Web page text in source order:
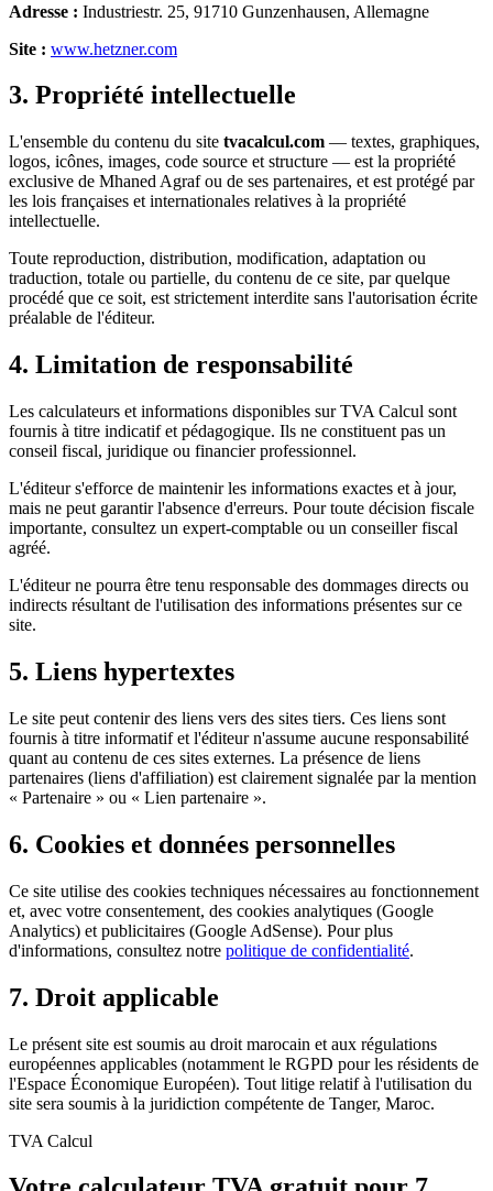
Adresse : Industriestr. 25, 91710 Gunzenhausen, Allemagne
Site : www.hetzner.com
3. Propriété intellectuelle
L'ensemble du contenu du site tvacalcul.com — textes, graphiques,
logos, icônes, images, code source et structure — est la propriété
exclusive de Mhaned Agraf ou de ses partenaires, et est protégé par
les lois françaises et internationales relatives à la propriété
intellectuelle.
Toute reproduction, distribution, modification, adaptation ou
traduction, totale ou partielle, du contenu de ce site, par quelque
procédé que ce soit, est strictement interdite sans l'autorisation écrite
préalable de l'éditeur.
4. Limitation de responsabilité
Les calculateurs et informations disponibles sur TVA Calcul sont
fournis à titre indicatif et pédagogique. Ils ne constituent pas un
conseil fiscal, juridique ou financier professionnel.
L'éditeur s'efforce de maintenir les informations exactes et à jour,
mais ne peut garantir l'absence d'erreurs. Pour toute décision fiscale
importante, consultez un expert-comptable ou un conseiller fiscal
agréé.
L'éditeur ne pourra être tenu responsable des dommages directs ou
indirects résultant de l'utilisation des informations présentes sur ce
site.
5. Liens hypertextes
Le site peut contenir des liens vers des sites tiers. Ces liens sont
fournis à titre informatif et l'éditeur n'assume aucune responsabilité
quant au contenu de ces sites externes. La présence de liens
partenaires (liens d'affiliation) est clairement signalée par la mention
« Partenaire » ou « Lien partenaire ».
6. Cookies et données personnelles
Ce site utilise des cookies techniques nécessaires au fonctionnement
et, avec votre consentement, des cookies analytiques (Google
Analytics) et publicitaires (Google AdSense). Pour plus
d'informations, consultez notre politique de confidentialité.
7. Droit applicable
Le présent site est soumis au droit marocain et aux régulations
européennes applicables (notamment le RGPD pour les résidents de
l'Espace Économique Européen). Tout litige relatif à l'utilisation du
site sera soumis à la juridiction compétente de Tanger, Maroc.
TVA Calcul